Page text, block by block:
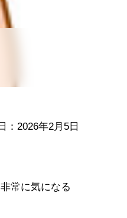
：2026年2月5日
常に気になる